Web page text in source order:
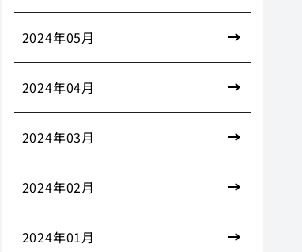
2024年05月
2024年04月
2024年03月
2024年02月
2024年01月